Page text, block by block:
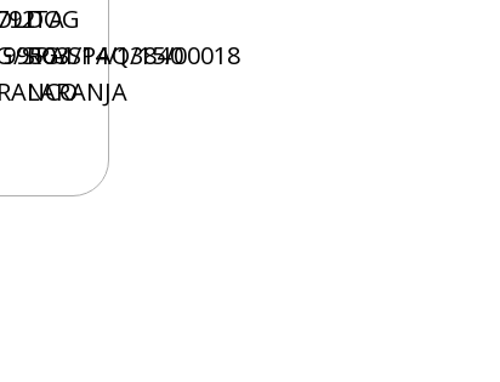
SPAI/14/13840
DOG
RG/SPAQ/15/00018
LARANJA